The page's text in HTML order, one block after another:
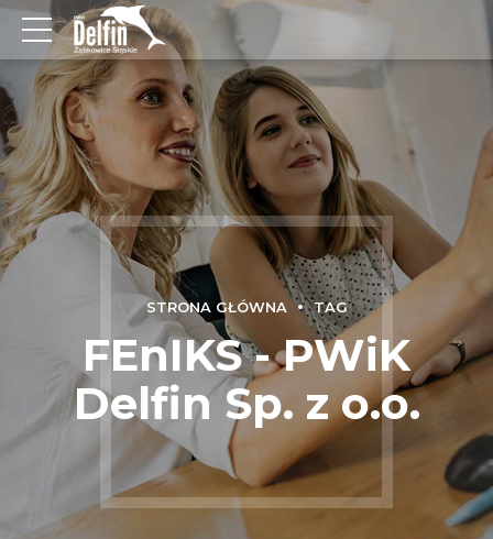
STRONA GŁÓWNA TAG
FEnIKS - PWiK
Delfin Sp. z o.o.